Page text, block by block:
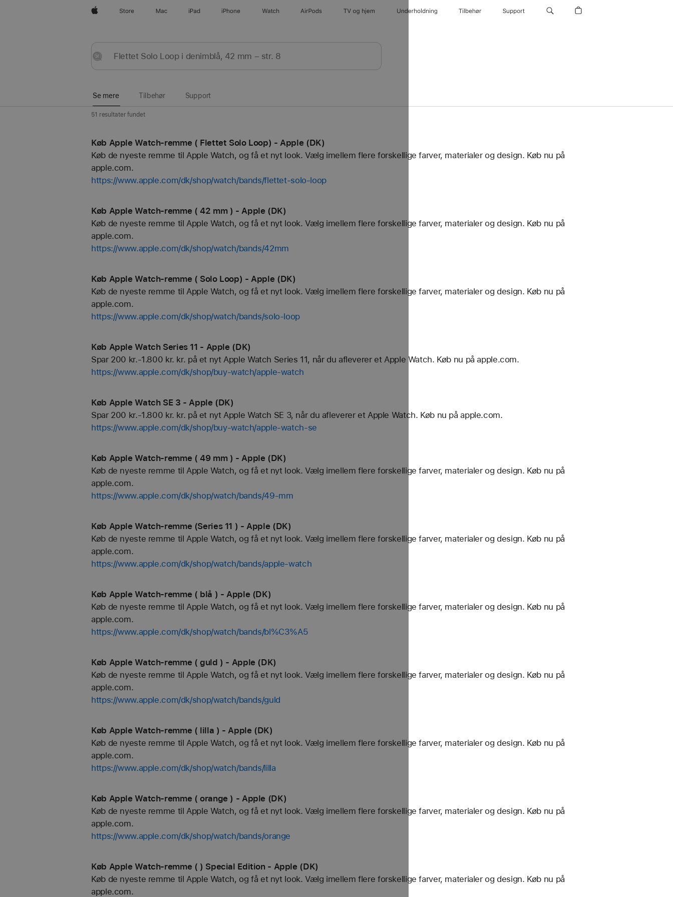
AppleStore Mac iPad iPhone Watch AirPods TV og hjem Underholdning Tilbehør Support
Send
Nulstil
Se mere Tilbehør Support
51 resultater fundet
Køb Apple Watch-remme ( Flettet Solo Loop) - Apple (DK)
Køb de nyeste remme til Apple Watch, og få et nyt look. Vælg imellem flere forskellige farver, materialer og design. Køb nu på
apple.com.
https://www.apple.com/dk/shop/watch/bands/flettet-solo-loop
Køb Apple Watch-remme ( 42 mm ) - Apple (DK)
Køb de nyeste remme til Apple Watch, og få et nyt look. Vælg imellem flere forskellige farver, materialer og design. Køb nu på
apple.com.
https://www.apple.com/dk/shop/watch/bands/42mm
Køb Apple Watch-remme ( Solo Loop) - Apple (DK)
Køb de nyeste remme til Apple Watch, og få et nyt look. Vælg imellem flere forskellige farver, materialer og design. Køb nu på
apple.com.
https://www.apple.com/dk/shop/watch/bands/solo-loop
Køb Apple Watch Series 11 - Apple (DK)
Spar 200 kr.-1.800 kr. kr. på et nyt Apple Watch Series 11, når du afleverer et Apple Watch. Køb nu på apple.com.
https://www.apple.com/dk/shop/buy-watch/apple-watch
Køb Apple Watch SE 3 - Apple (DK)
Spar 200 kr.-1.800 kr. kr. på et nyt Apple Watch SE 3, når du afleverer et Apple Watch. Køb nu på apple.com.
https://www.apple.com/dk/shop/buy-watch/apple-watch-se
Køb Apple Watch-remme ( 49 mm ) - Apple (DK)
Køb de nyeste remme til Apple Watch, og få et nyt look. Vælg imellem flere forskellige farver, materialer og design. Køb nu på
apple.com.
https://www.apple.com/dk/shop/watch/bands/49-mm
Køb Apple Watch-remme (Series 11 ) - Apple (DK)
Køb de nyeste remme til Apple Watch, og få et nyt look. Vælg imellem flere forskellige farver, materialer og design. Køb nu på
apple.com.
https://www.apple.com/dk/shop/watch/bands/apple-watch
Køb Apple Watch-remme ( blå ) - Apple (DK)
Køb de nyeste remme til Apple Watch, og få et nyt look. Vælg imellem flere forskellige farver, materialer og design. Køb nu på
apple.com.
https://www.apple.com/dk/shop/watch/bands/bl%C3%A5
Køb Apple Watch-remme ( guld ) - Apple (DK)
Køb de nyeste remme til Apple Watch, og få et nyt look. Vælg imellem flere forskellige farver, materialer og design. Køb nu på
apple.com.
https://www.apple.com/dk/shop/watch/bands/guld
Køb Apple Watch-remme ( lilla ) - Apple (DK)
Køb de nyeste remme til Apple Watch, og få et nyt look. Vælg imellem flere forskellige farver, materialer og design. Køb nu på
apple.com.
https://www.apple.com/dk/shop/watch/bands/lilla
Køb Apple Watch-remme ( orange ) - Apple (DK)
Køb de nyeste remme til Apple Watch, og få et nyt look. Vælg imellem flere forskellige farver, materialer og design. Køb nu på
apple.com.
https://www.apple.com/dk/shop/watch/bands/orange
Køb Apple Watch-remme ( ) Special Edition - Apple (DK)
Køb de nyeste remme til Apple Watch, og få et nyt look. Vælg imellem flere forskellige farver, materialer og design. Køb nu på
apple.com.